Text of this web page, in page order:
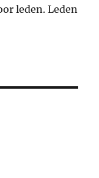
leden. Leden